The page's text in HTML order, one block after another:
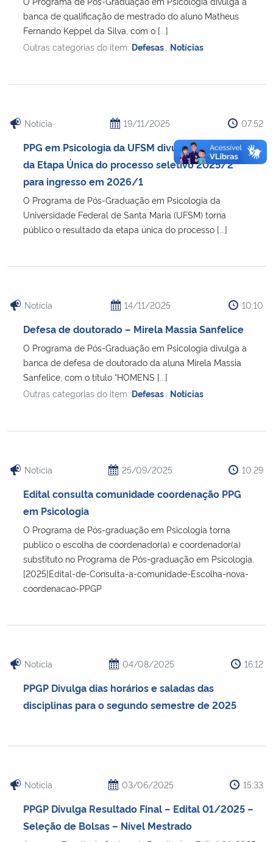
banca de qualificação de mestrado do aluno Matheus
Fernando Keppel da Silva, com o [...]
Outras categorias do item: Defesas Notícias
Notícia 19/11/2025 07:52
PPG em Psicologia da UFSM divulga o resultado
da Etapa Única do processo seletivo 2025/2
para ingresso em 2026/1
O Programa de Pós-Graduação em Psicologia da
Universidade Federal de Santa Maria (UFSM) torna
público o resultado da etapa única do processo [...]
Notícia 14/11/2025 10:10
Defesa de doutorado – Mirela Massia Sanfelice
O Programa de Pós-Graduação em Psicologia divulga a
banca de defesa de doutorado da aluna Mirela Massia
Sanfelice, com o título “HOMENS [...]
Outras categorias do item: Defesas Notícias
Notícia 25/09/2025 10:29
Edital consulta comunidade coordenação PPG
em Psicologia
O Programa de Pós-graduação em Psicologia torna
publico o escolha de coordenador(a) e coordenador(a)
substituto no Programa de Pós-graduação em Psicologia.
[2025]Edital-de-Consulta-a-comunidade-Escolha-nova-
coordenacao-PPGP
Notícia 04/08/2025 16:12
PPGP Divulga dias horários e saladas das
disciplinas para o segundo semestre de 2025
Notícia 03/06/2025 15:33
PPGP Divulga Resultado Final – Edital 01/2025 –
Seleção de Bolsas – Nível Mestrado